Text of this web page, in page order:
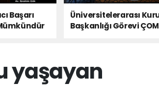
Başarı
Üniversitelerarası
Başkanlığı Görevi
yaşayan